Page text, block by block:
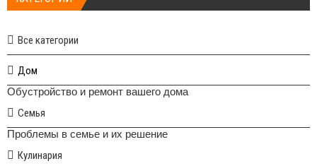
Все категории
Дом
Обустройство и ремонт вашего дома
Семья
Проблемы в семье и их решение
Кулинария